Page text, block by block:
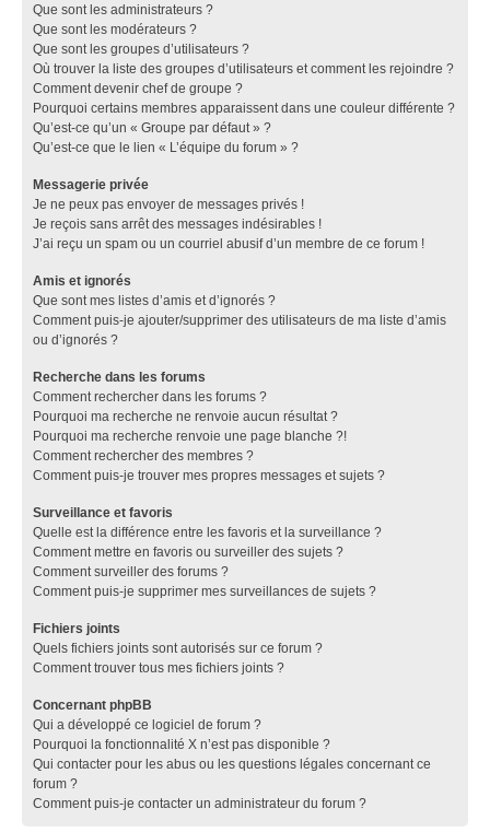
Que sont les administrateurs ?
Que sont les modérateurs ?
Que sont les groupes d’utilisateurs ?
Où trouver la liste des groupes d’utilisateurs et comment les rejoindre ?
Comment devenir chef de groupe ?
Pourquoi certains membres apparaissent dans une couleur différente ?
Qu’est-ce qu’un « Groupe par défaut » ?
Qu’est-ce que le lien « L’équipe du forum » ?
Messagerie privée
Je ne peux pas envoyer de messages privés !
Je reçois sans arrêt des messages indésirables !
J’ai reçu un spam ou un courriel abusif d’un membre de ce forum !
Amis et ignorés
Que sont mes listes d’amis et d’ignorés ?
Comment puis-je ajouter/supprimer des utilisateurs de ma liste d’amis
ou d’ignorés ?
Recherche dans les forums
Comment rechercher dans les forums ?
Pourquoi ma recherche ne renvoie aucun résultat ?
Pourquoi ma recherche renvoie une page blanche ?!
Comment rechercher des membres ?
Comment puis-je trouver mes propres messages et sujets ?
Surveillance et favoris
Quelle est la différence entre les favoris et la surveillance ?
Comment mettre en favoris ou surveiller des sujets ?
Comment surveiller des forums ?
Comment puis-je supprimer mes surveillances de sujets ?
Fichiers joints
Quels fichiers joints sont autorisés sur ce forum ?
Comment trouver tous mes fichiers joints ?
Concernant phpBB
Qui a développé ce logiciel de forum ?
Pourquoi la fonctionnalité X n’est pas disponible ?
Qui contacter pour les abus ou les questions légales concernant ce
forum ?
Comment puis-je contacter un administrateur du forum ?